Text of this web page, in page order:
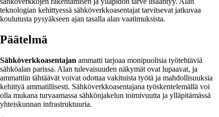
teknologian kehittyessä sähköverkkoasentajat tarvitsevat jatkuvaa
koulutusta pysyäkseen ajan tasalla alan vaatimuksista.
Päätelmä
Sähköverkkoasentajan ammatti tarjoaa monipuolisia työtehtäviä
sähköalan parissa. Alan tulevaisuuden näkymät ovat lupaavat, ja
ammattiin tähtäävät voivat odottaa vakituista työtä ja mahdollisuuksia
kehittyä ammatillisesti. Sähköverkkoasentajana työskentelemällä voi
olla mukana turvaamassa sähkönjakelun toimivuutta ja ylläpitämässä
yhteiskunnan infrastruktuuria.